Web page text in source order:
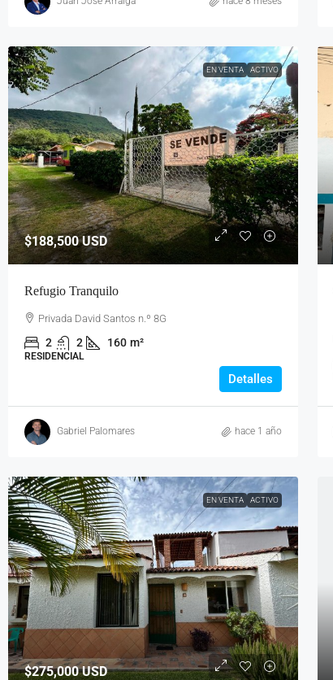
EN VENTA ACTIVO
$188,500USD
Refugio Tranquilo
Privada David Santos n.º 8G
2 2 160 m²
RESIDENCIAL
Detalles
Gabriel Palomares hace 1 año
EN VENTA ACTIVO
$275,000USD